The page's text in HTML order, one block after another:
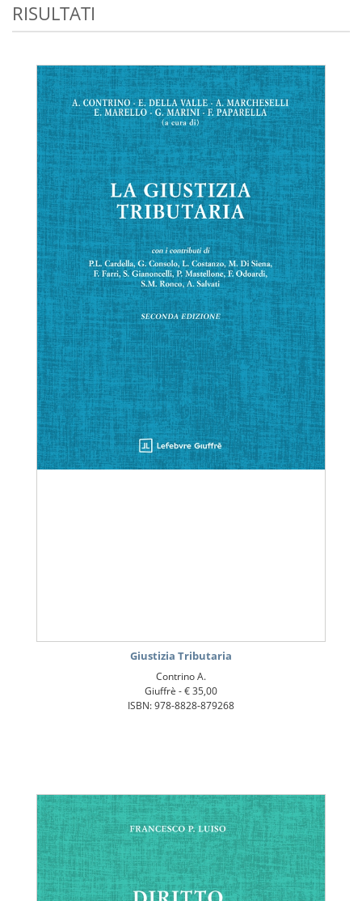
RISULTATI
Giustizia Tributaria
Contrino A.
Giuffrè -€ 35,00
ISBN: 978-8828-879268